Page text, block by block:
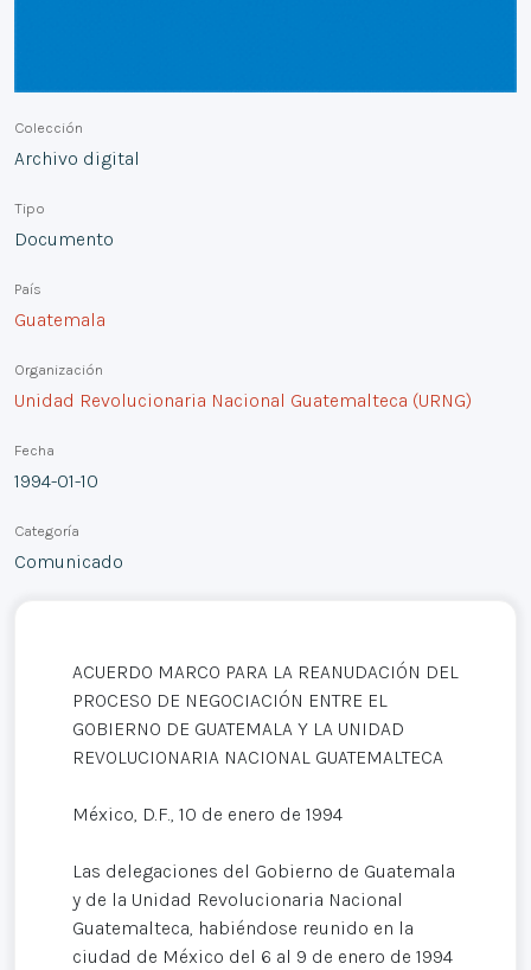
Colección
Archivo digital
Tipo
Documento
País
Guatemala
Organización
Unidad Revolucionaria Nacional Guatemalteca (URNG)
Fecha
1994-01-10
Categoría
Comunicado
ACUERDO MARCO PARA LA REANUDACIÓN DEL
PROCESO DE NEGOCIACIÓN ENTRE EL
GOBIERNO DE GUATEMALA Y LA UNIDAD
REVOLUCIONARIA NACIONAL GUATEMALTECA
México, D.F., 10 de enero de 1994
Las delegaciones del Gobierno de Guatemala
y de la Unidad Revolucionaria Nacional
Guatemalteca, habiéndose reunido en la
ciudad de México del 6 al 9 de enero de 1994